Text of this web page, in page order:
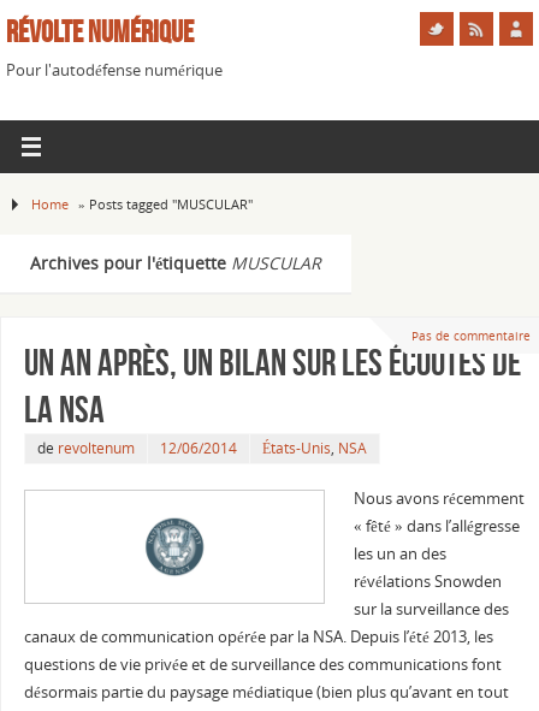
Révolte Numérique
Pour l'autodéfense numérique
Home » Posts tagged "MUSCULAR"
Archives pour l'étiquette MUSCULAR
Pas de commentaire
Un an après, un bilan sur les écoutes de
la NSA
de revoltenum 12/06/2014 États-Unis, NSA
Nous avons récemment
« fêté » dans l’allégresse
les un an des
révélations Snowden
sur la surveillance des
canaux de communication opérée par la NSA. Depuis l’été 2013, les
questions de vie privée et de surveillance des communications font
désormais partie du paysage médiatique (bien plus qu’avant en tout